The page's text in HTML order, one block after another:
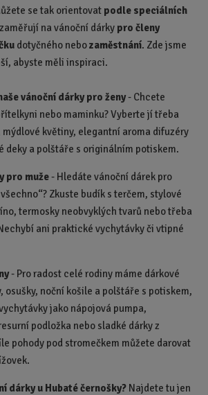
se tak orientovat podle speciálních
na vánoční dárky pro členy
dotyčného nebozaměstnání. Zde jsme
abyste měli inspiraci.
vánoční dárky pro ženy- Chcete
nebo maminku? Vyberte jí třeba
květiny, elegantní aroma difuzéry
deky a polštáře s originálním potiskem.
pro muže- Hledáte vánoční dárek pro
Zkuste budík s terčem, stylové
termosky neobvyklých tvarů nebo třeba
ani praktické vychytávky či vtipné
- Pro radost celé rodiny máme dárkové
osušky, noční košile a polštáře s potiskem,
jako nápojová pumpa,
podložka nebo sladké dárky z
pohody pod stromečkem můžete darovat
dárky u Hubaté černošky? Najdete tu jen